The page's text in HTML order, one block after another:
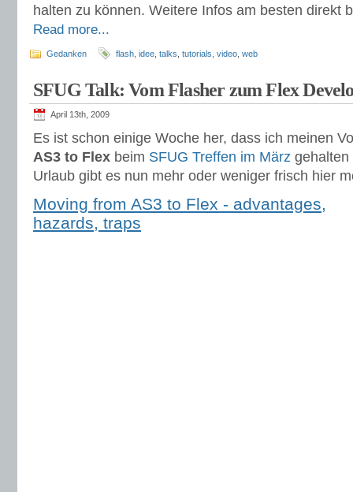
halten zu können. Weitere Infos am besten direkt
Read more...
Gedanken flash idee talks tutorials video web
SFUG Talk: Vom Flasher zum Flex
April 13th, 2009
Es ist schon einige Woche her, dass ich meinen
AS3 to Flex beim SFUG Treffen im März gehalten
Urlaub gibt es nun mehr oder weniger frisch hier
Moving from AS3 to Flex - advantages,
hazards, traps